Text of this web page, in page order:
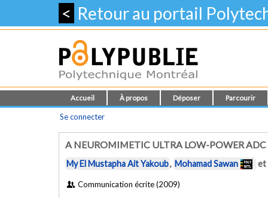
< Retour au portail
Accueil À propos Déposer Parcourir
Se connecter
A NEUROMIMETIC ULTRA LOW-POWER
My El Mustapha Ait Yakoub, Mohamad Sawan et
Communication écrite (2009)